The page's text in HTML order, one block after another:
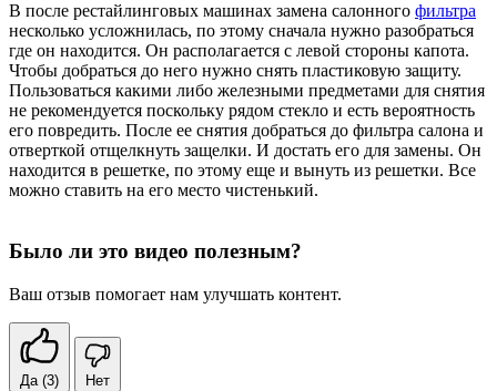
В после рестайлинговых машинах замена салонного фильтра
несколько усложнилась, по этому сначала нужно разобраться
где он находится. Он располагается с левой стороны капота.
Чтобы добраться до него нужно снять пластиковую защиту.
Пользоваться какими либо железными предметами для снятия
не рекомендуется поскольку рядом стекло и есть вероятность
его повредить. После ее снятия добраться до фильтра салона и
отверткой отщелкнуть защелки. И достать его для замены. Он
находится в решетке, по этому еще и вынуть из решетки. Все
можно ставить на его место чистенький.
Было ли это видео полезным?
Ваш отзыв помогает нам улучшать контент.
Да (3) Нет